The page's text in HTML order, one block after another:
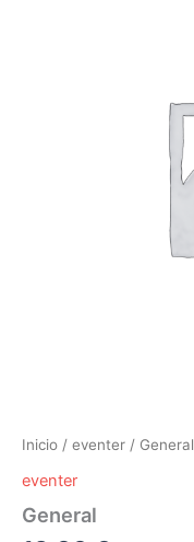
Inicio / eventer / General
eventer
General